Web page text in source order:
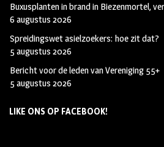
Buxusplanten in brand in Biezenmortel,
6 augustus 2026
Spreidingswet asielzoekers: hoe zit dat?
5 augustus 2026
Bericht voor de leden van Vereniging 55+
5 augustus 2026
LIKE ONS OP FACEBOOK!